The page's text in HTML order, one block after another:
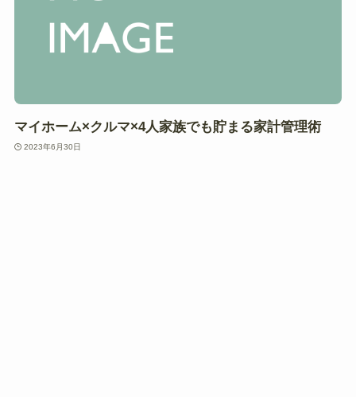
マイホーム×クルマ×4人家族でも貯まる家計管理術
2023年6月30日